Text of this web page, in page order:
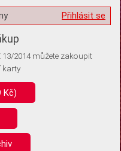
informací
ukládat žádné informace
požádali o souhlas s
Přihlásit se
13/2014 můžete zakoupit
karty
Kč)